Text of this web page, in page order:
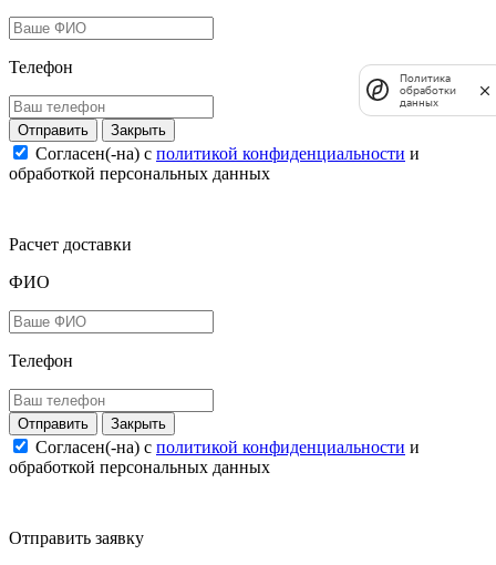
Телефон
Закрыть
Согласен(-на) c политикой конфиденциальности и
обработкой персональных данных
Расчет доставки
ФИО
Телефон
Закрыть
Согласен(-на) c политикой конфиденциальности и
обработкой персональных данных
Отправить заявку
Политика
обработки
данных